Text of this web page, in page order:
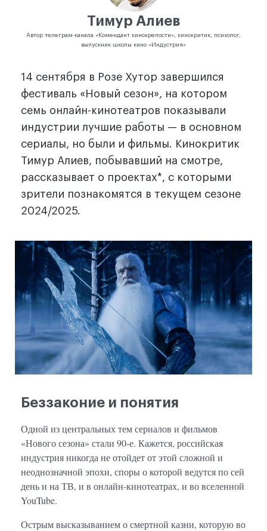
Тимур Алиев
Автор телеграм-канала «Комендант кинокрепости», кинокритик, психолог,
выпускник школы кино «Индустрия»
14 сентября в Розе Хутор завершился
фестиваль «Новый сезон», на котором
семь онлайн-кинотеатров показывали
индустрии лучшие работы — в основном
сериалы, но были и фильмы. Кинокритик
Тимур Алиев, побывавший на смотре,
рассказывает о проектах*, с которыми
зрители познакомятся в текущем сезоне
2024/2025.
Беззаконие и понятия
Одной из центральных тем сериалов и фильмов
«Нового сезона» стали 90-е. Кажется, российская
индустрия никогда не отойдет от этой сложной и
неоднозначной эпохи, споры о которой ведутся по сей
день и на ТВ, и в онлайн-кинотеатрах, и во вселенной
YouTube.
Острым высказыванием о смертной казни, которую во